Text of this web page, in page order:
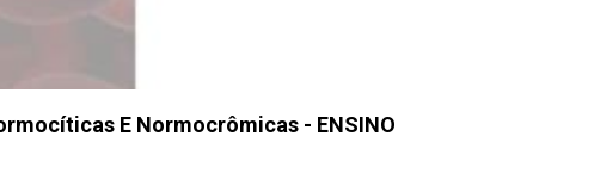
E Normocrômicas - ENSINO